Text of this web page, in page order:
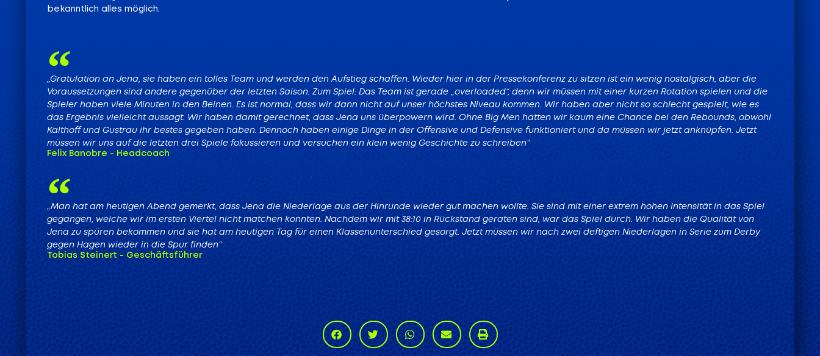
bekanntlich alles möglich.
FÜR DIE
HEIMSPIELE
„Gratulation an Jena, sie haben ein tolles Team und werden den Aufstieg schaffen. Wieder hier in der Pressekonferenz zu sitzen ist ein wenig nostalgisch, aber die
Voraussetzungen sind andere gegenüber der letzten Saison. Zum Spiel: Das Team ist gerade „overloaded“, denn wir müssen mit einer kurzen Rotation spielen und die
Spieler haben viele Minuten in den Beinen. Es ist normal, dass wir dann nicht auf unser höchstes Niveau kommen. Wir haben aber nicht so schlecht gespielt, wie es
das Ergebnis vielleicht aussagt. Wir haben damit gerechnet, dass Jena uns überpowern wird. Ohne Big Men hatten wir kaum eine Chance bei den Rebounds, obwohl
Kalthoff und Gustrau ihr bestes gegeben haben. Dennoch haben einige Dinge in der Offensive und Defensive funktioniert und da müssen wir jetzt anknüpfen. Jetzt
müssen wir uns auf die letzten drei Spiele fokussieren und versuchen ein klein wenig Geschichte zu schreiben“
Felix Banobre - Headcoach
„Man hat am heutigen Abend gemerkt, dass Jena die Niederlage aus der Hinrunde wieder gut machen wollte. Sie sind mit einer extrem hohen Intensität in das Spiel
gegangen, welche wir im ersten Viertel nicht matchen konnten. Nachdem wir mit 38:10 in Rückstand geraten sind, war das Spiel durch. Wir haben die Qualität von
Jena zu spüren bekommen und sie hat am heutigen Tag für einen Klassenunterschied gesorgt. Jetzt müssen wir nach zwei deftigen Niederlagen in Serie zum Derby
gegen Hagen wieder in die Spur finden“
Tobias Steinert - Geschäftsführer